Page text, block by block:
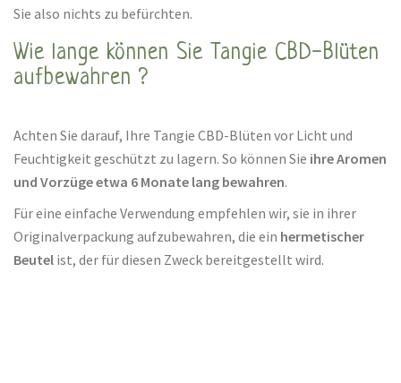
Sie also nichts zu befürchten.
Wie lange können Sie Tangie CBD-Blüten
aufbewahren ?
Achten Sie darauf, Ihre Tangie CBD-Blüten vor Licht und
Feuchtigkeit geschützt zu lagern. So können Sie ihre Aromen
und Vorzüge etwa 6 Monate lang bewahren.
Für eine einfache Verwendung empfehlen wir, sie in ihrer
Originalverpackung aufzubewahren, die ein hermetischer
Beutel ist, der für diesen Zweck bereitgestellt wird.